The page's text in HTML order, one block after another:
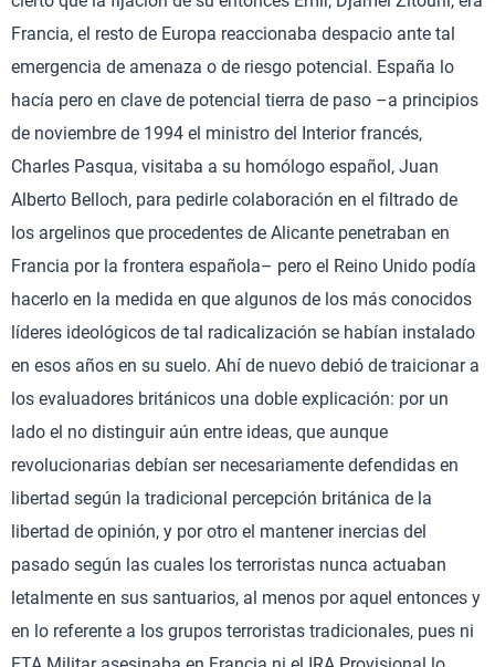
Francia, el resto de Europa reaccionaba despacio ante tal
emergencia de amenaza o de riesgo potencial. España lo
hacía pero en clave de potencial tierra de paso –a principios
de noviembre de 1994 el ministro del Interior francés,
Charles Pasqua, visitaba a su homólogo español, Juan
Alberto Belloch, para pedirle colaboración en el filtrado de
los argelinos que procedentes de Alicante penetraban en
Francia por la frontera española– pero el Reino Unido podía
hacerlo en la medida en que algunos de los más conocidos
líderes ideológicos de tal radicalización se habían instalado
en esos años en su suelo. Ahí de nuevo debió de traicionar a
los evaluadores británicos una doble explicación: por un
lado el no distinguir aún entre ideas, que aunque
revolucionarias debían ser necesariamente defendidas en
libertad según la tradicional percepción británica de la
libertad de opinión, y por otro el mantener inercias del
pasado según las cuales los terroristas nunca actuaban
letalmente en sus santuarios, al menos por aquel entonces y
en lo referente a los grupos terroristas tradicionales, pues ni